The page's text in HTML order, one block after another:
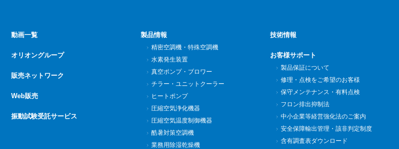
動画一覧
オリオングループ
販売ネットワーク
Web販売
振動試験受託サービス
製品情報
精密空調機・特殊空調機
水素発生装置
真空ポンプ・ブロワー
チラー・ユニットクーラー
ヒートポンプ
圧縮空気浄化機器
圧縮空気温度制御機器
酷暑対策空調機
業務用除湿乾燥機
技術情報
お客様サポート
製品保証について
修理・点検をご希望のお客様
保守メンテナンス・有料点検
フロン排出抑制法
中小企業等経営強化法のご案内
安全保障輸出管理・該非判定制度
含有調査表ダウンロード